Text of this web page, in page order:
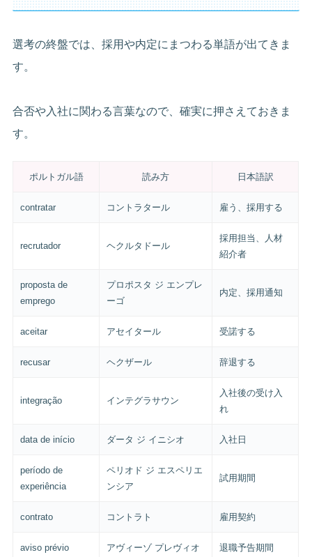
選考の終盤では、採用や内定にまつわる単語が出てきま
す。
合否や入社に関わる言葉なので、確実に押さえておきま
す。
ポルトガル語 読み方 日本語訳
contratar コントラタール 雇う、採用する
recrutador ヘクルタドール
採用担当、人材
紹介者
proposta de
emprego
プロポスタ ジ エンプレ
ーゴ
内定、採用通知
aceitar アセイタール 受諾する
recusar ヘクザール 辞退する
integração インテグラサウン
入社後の受け入
れ
data de início ダータ ジ イニシオ 入社日
período de
experiência
ペリオド ジ エスペリエ
ンシア
試用期間
contrato コントラト 雇用契約
aviso prévio アヴィーゾ プレヴィオ 退職予告期間